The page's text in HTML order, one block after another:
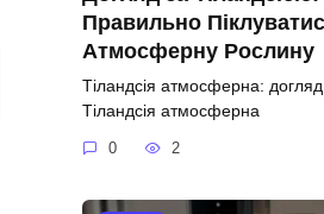
Правильно
Атмосферну Рослину
Тіландсія атмосферна:
Тіландсія атмосферна
0 2